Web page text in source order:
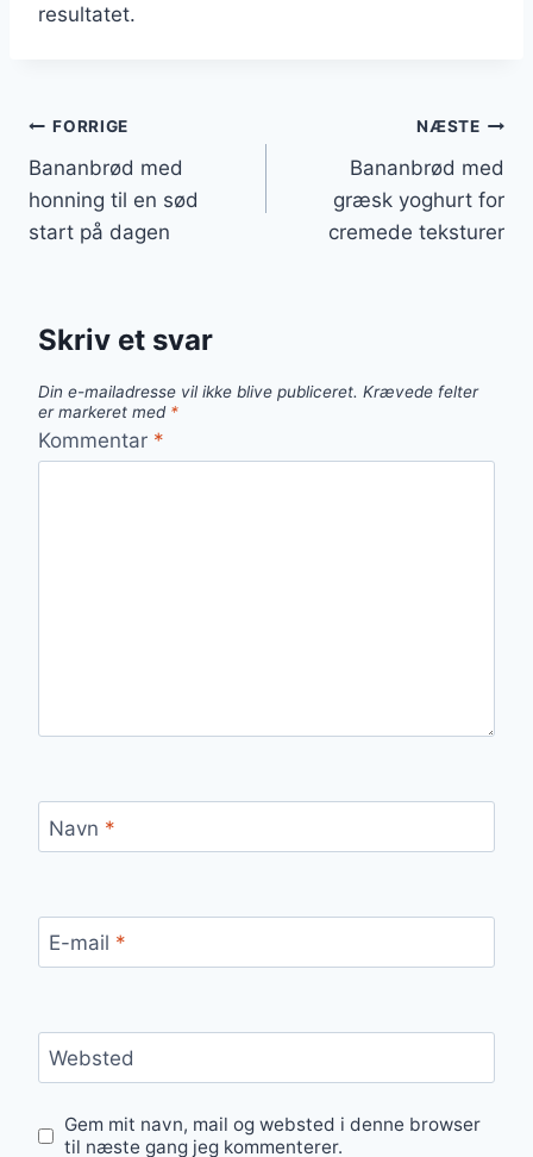
resultatet.
Indlægsnavigation
FORRIGE
Bananbrød med
honning til en sød
start på dagen
NÆSTE
Bananbrød med
græsk yoghurt for
cremede teksturer
Skriv et svar
Din e-mailadresse vil ikke blive publiceret. Krævede felter
er markeret med *
Kommentar *
Navn *
E-mail *
Websted
Gem mit navn, mail og websted i denne browser
til næste gang jeg kommenterer.